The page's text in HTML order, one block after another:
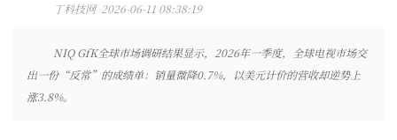
丁科技网 2026-06-11 08:38:19
NIQ GfK全球市场调研结果显示，2026年一季度，全球电视市场交
出一份“反常”的成绩单：销量微降0.7%，以美元计价的营收却逆势上
涨3.8%。